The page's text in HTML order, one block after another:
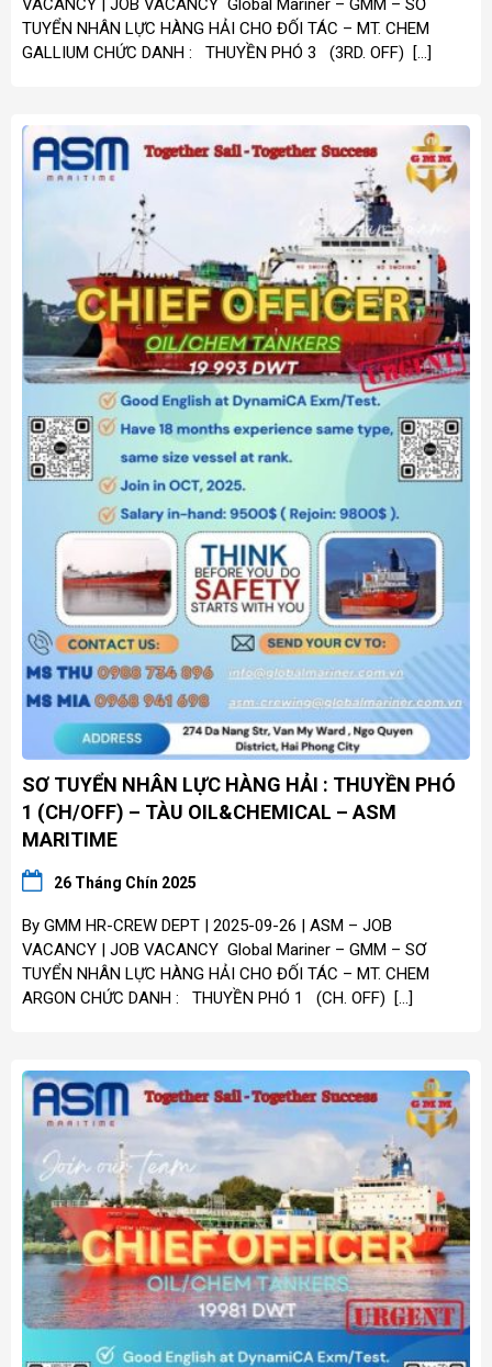
VACANCY | JOB VACANCY Global Mariner – GMM – SƠ
TUYỂN NHÂN LỰC HÀNG HẢI CHO ĐỐI TÁC – MT. CHEM
GALLIUM CHỨC DANH : THUYỀN PHÓ 3 (3RD. OFF) […]
SƠ TUYỂN NHÂN LỰC HÀNG HẢI : THUYỀN PHÓ
1 (CH/OFF) – TÀU OIL&CHEMICAL – ASM
MARITIME
26 Tháng Chín 2025
By GMM HR-CREW DEPT | 2025-09-26 | ASM – JOB
VACANCY | JOB VACANCY Global Mariner – GMM – SƠ
TUYỂN NHÂN LỰC HÀNG HẢI CHO ĐỐI TÁC – MT. CHEM
ARGON CHỨC DANH : THUYỀN PHÓ 1 (CH. OFF) […]